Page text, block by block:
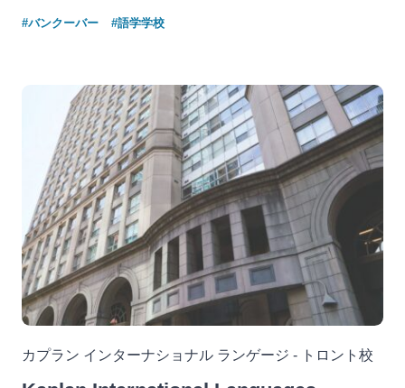
#バンクーバー #語学学校
カプラン インターナショナル ランゲージ - トロント校